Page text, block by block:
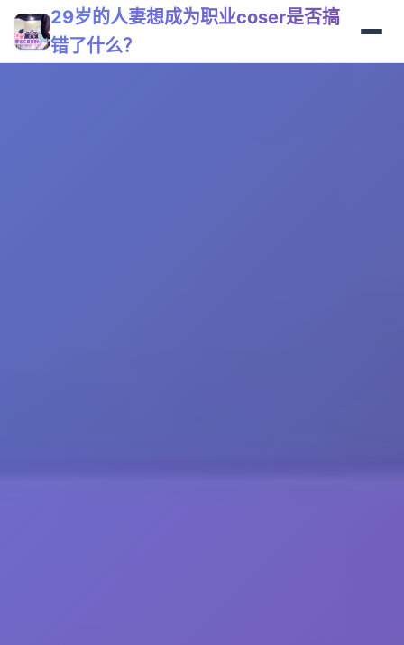
29岁的人妻想成为职业coser是否搞
错了什么？